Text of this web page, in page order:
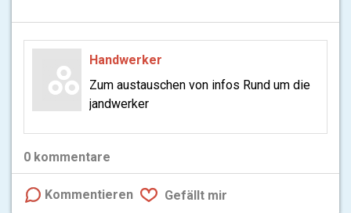
Handwerker
Zum austauschen von infos Rund um die
jandwerker
0 kommentare
Kommentieren Gefällt mir